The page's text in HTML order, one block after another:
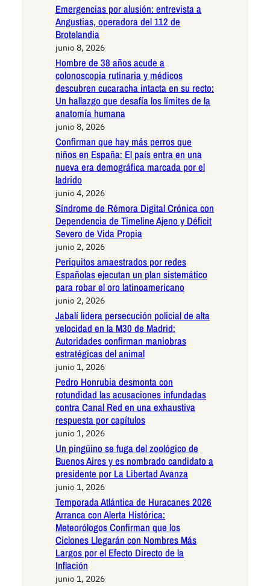
Emergencias por alusión: entrevista a
Angustias, operadora del 112 de
Brotelandia
junio 8, 2026
Hombre de 38 años acude a
colonoscopia rutinaria y médicos
descubren cucaracha intacta en su recto:
Un hallazgo que desafía los límites de la
anatomía humana
junio 8, 2026
Confirman que hay más perros que
niños en España: El país entra en una
nueva era demográfica marcada por el
ladrido
junio 4, 2026
Síndrome de Rémora Digital Crónica con
Dependencia de Timeline Ajeno y Déficit
Severo de Vida Propia
junio 2, 2026
Periquitos amaestrados por redes
Españolas ejecutan un plan sistemático
para robar el oro latinoamericano
junio 2, 2026
Jabalí lidera persecución policial de alta
velocidad en la M30 de Madrid:
Autoridades confirman maniobras
estratégicas del animal
junio 1, 2026
Pedro Honrubia desmonta con
rotundidad las acusaciones infundadas
contra Canal Red en una exhaustiva
respuesta por capítulos
junio 1, 2026
Un pingüino se fuga del zoológico de
Buenos Aires y es nombrado candidato a
presidente por La Libertad Avanza
junio 1, 2026
Temporada Atlántica de Huracanes 2026
Arranca con Alerta Histórica:
Meteorólogos Confirman que los
Ciclones Llegarán con Nombres Más
Largos por el Efecto Directo de la
Inflación
junio 1, 2026